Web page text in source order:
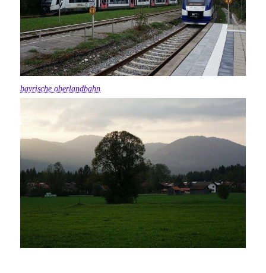
bayrische oberlandbahn